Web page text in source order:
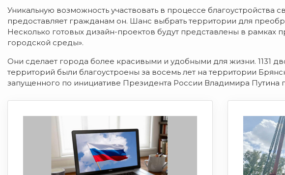
Уникальную возможность участвовать в процессе благоустройства
предоставляет гражданам он. Шанс выбрать территории для
Несколько готовых дизайн-проектов будут представлены в
городской среды».
Они сделает города более красивыми и удобными для жизни. 1131
территорий были благоустроены за восемь лет на территории
запущенного по инициативе Президента России Владимира Путина